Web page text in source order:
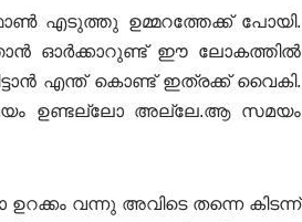
എടുത്തു ഉമ്മറത്തേക്ക് പോയി.
ഞാൻ ഓർക്കാറുണ്ട് ഈ ലോകത്തിൽ
എന്ത് കൊണ്ട് ഇത്രക്ക് വൈകി.
ഉണ്ടല്ലോ അല്ലേ.ആ സമയം
വന്നു അവിടെ തന്നെ കിടന്ന്